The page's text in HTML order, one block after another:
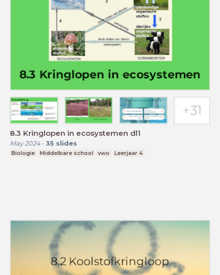
8.3 Kringlopen in ecosystemen dl1
May 2024- 35 slides
Biologie Middelbare school vwo Leerjaar 4